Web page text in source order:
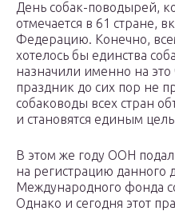
День собак-поводырей,
отмечается в 61 стране,
Федерацию. Конечно,
хотелось бы единства
назначили именно на
праздник до сих пор не
собаководы всех стран
и становятся единым
В этом же году ООН
на регистрацию данного
Международного фонда
Однако и сегодня этот